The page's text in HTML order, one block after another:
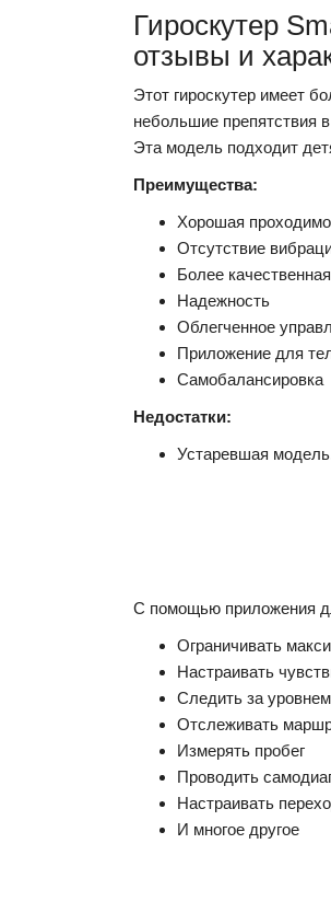
Гироскутер
отзывы и
Этот гироскутер имеет
небольшие препятствия
Эта модель подходит
Преимущества:
Хорошая
Отсутствие
Более
Надежность
Облегченное
Приложение для
Самобалансировка
Недостатки:
Устаревшая
С помощью приложения
Ограничивать
Настраивать
Следить за
Отслеживать
Измерять пробег
Проводить
Настраивать
И многое другое